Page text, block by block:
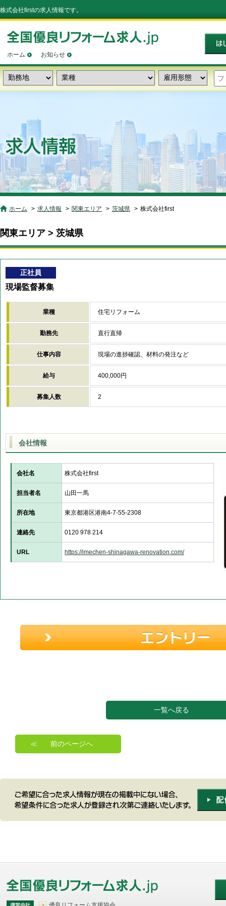
株式会社firstの求人情報です。
ホーム お知らせ
ホーム 求人情報 関東エリア 茨城県 株式会社first
関東エリア 茨城県
正社員
現場監督募集
業種 住宅リフォーム
勤務先 直行直帰
仕事内容 現場の進捗確認、材料の発注など
給与 400,000円
募集人数 2
会社情報
会社名 株式会社first
担当者名 山田一馬
所在地 東京都港区港南4-7-55-2308
連絡先 0120 978 214
URL https://imechen-shinagawa-renovation.com/
一覧へ戻る
前のページへ